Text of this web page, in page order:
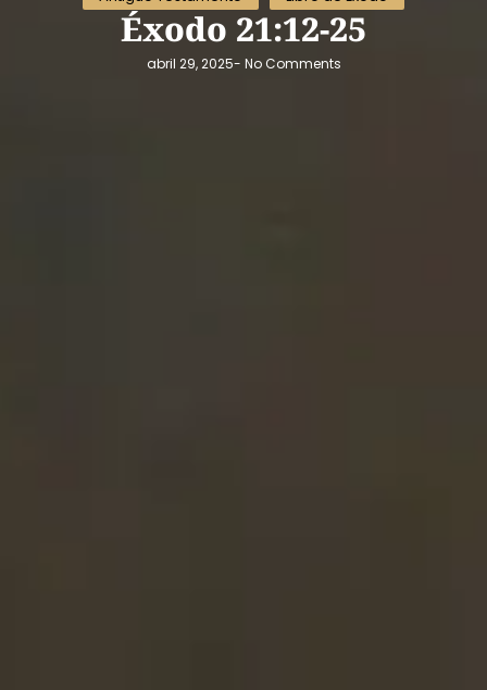
Éxodo 21:12-25
abril 29, 2025- No Comments